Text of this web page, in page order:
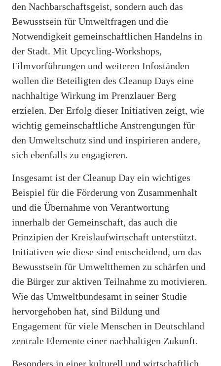
den Nachbarschaftsgeist, sondern auch das
Bewusstsein für Umweltfragen und die
Notwendigkeit gemeinschaftlichen Handelns in
der Stadt. Mit Upcycling-Workshops,
Filmvorführungen und weiteren Infoständen
wollen die Beteiligten des Cleanup Days eine
nachhaltige Wirkung im Prenzlauer Berg
erzielen. Der Erfolg dieser Initiativen zeigt, wie
wichtig gemeinschaftliche Anstrengungen für
den Umweltschutz sind und inspirieren andere,
sich ebenfalls zu engagieren.
Insgesamt ist der Cleanup Day ein wichtiges
Beispiel für die Förderung von Zusammenhalt
und die Übernahme von Verantwortung
innerhalb der Gemeinschaft, das auch die
Prinzipien der Kreislaufwirtschaft unterstützt.
Initiativen wie diese sind entscheidend, um das
Bewusstsein für Umweltthemen zu schärfen und
die Bürger zur aktiven Teilnahme zu motivieren.
Wie das Umweltbundesamt in seiner Studie
hervorgehoben hat, sind Bildung und
Engagement für viele Menschen in Deutschland
zentrale Elemente einer nachhaltigen Zukunft.
Besonders in einer kulturell und wirtschaftlich